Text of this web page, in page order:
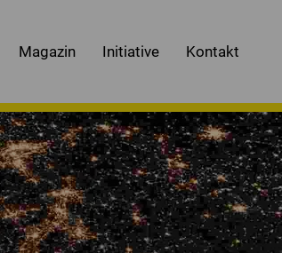
Magazin Initiative Kontakt